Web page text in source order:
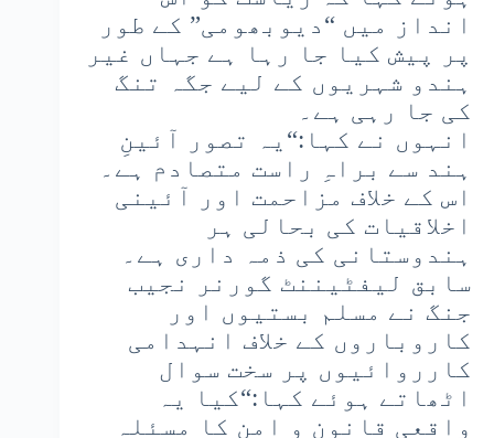
انداز میں “دیوبھومی” کے طور
پر پیش کیا جا رہا ہے جہاں غیر
ہندو شہریوں کے لیے جگہ تنگ
کی جا رہی ہے۔
انہوں نے کہا:“یہ تصور آئینِ
ہند سے براہِ راست متصادم ہے۔
اس کے خلاف مزاحمت اور آئینی
اخلاقیات کی بحالی ہر
ہندوستانی کی ذمہ داری ہے۔
سابق لیفٹیننٹ گورنر نجيب
جنگ نے مسلم بستیوں اور
کاروباروں کے خلاف انہدامی
کارروائیوں پر سخت سوال
اٹھاتے ہوئے کہا:“کیا یہ
واقعی قانون و امن کا مسئلہ